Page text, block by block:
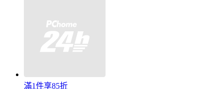
滿1件享85折